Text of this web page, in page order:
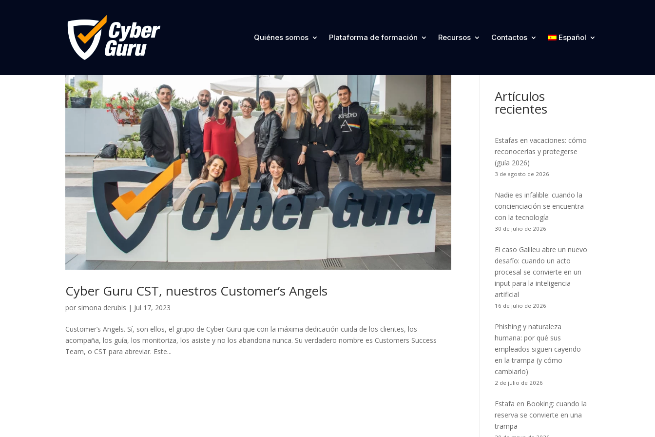
Quiénes somos Plataforma de formación Recursos Contactos Español
Cyber Guru CST, nuestros Customer’s Angels
por simona derubis | Jul 17, 2023
Customer’s Angels. Sí, son ellos, el grupo de Cyber Guru que con la máxima dedicación cuida de los clientes, los
acompaña, los guía, los monitoriza, los asiste y no los abandona nunca. Su verdadero nombre es Customers Success
Team, o CST para abreviar. Este...
Categorías
Artículos
recientes
Estafas en vacaciones: cómo
reconocerlas y protegerse
(guía 2026)
3 de agosto de 2026
Nadie es infalible: cuando la
concienciación se encuentra
con la tecnología
30 de julio de 2026
El caso Galileu abre un nuevo
desafío: cuando un acto
procesal se convierte en un
input para la inteligencia
artificial
16 de julio de 2026
Phishing y naturaleza
humana: por qué sus
empleados siguen cayendo
en la trampa (y cómo
cambiarlo)
2 de julio de 2026
Estafa en Booking: cuando la
reserva se convierte en una
trampa